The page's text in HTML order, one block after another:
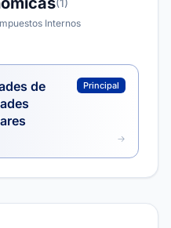
(1)
Internos
de
Principal